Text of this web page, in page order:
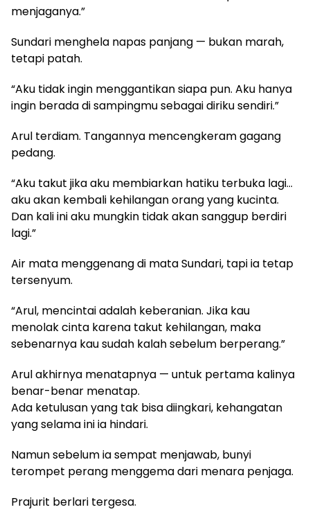
menjaganya.”
Sundari menghela napas panjang — bukan marah,
tetapi patah.
“Aku tidak ingin menggantikan siapa pun. Aku hanya
ingin berada di sampingmu sebagai diriku sendiri.”
Arul terdiam. Tangannya mencengkeram gagang
pedang.
“Aku takut jika aku membiarkan hatiku terbuka lagi…
aku akan kembali kehilangan orang yang kucinta.
Dan kali ini aku mungkin tidak akan sanggup berdiri
lagi.”
Air mata menggenang di mata Sundari, tapi ia tetap
tersenyum.
“Arul, mencintai adalah keberanian. Jika kau
menolak cinta karena takut kehilangan, maka
sebenarnya kau sudah kalah sebelum berperang.”
Arul akhirnya menatapnya — untuk pertama kalinya
benar-benar menatap.
Ada ketulusan yang tak bisa diingkari, kehangatan
yang selama ini ia hindari.
Namun sebelum ia sempat menjawab, bunyi
terompet perang menggema dari menara penjaga.
Prajurit berlari tergesa.